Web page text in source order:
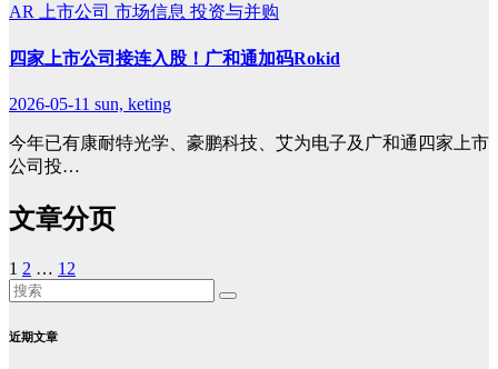
AR 上市公司 市场信息 投资与并购
四家上市公司接连入股！广和通加码Rokid
2026-05-11 sun, keting
今年已有康耐特光学、豪鹏科技、艾为电子及广和通四家上市
公司投…
文章分页
1 2 … 12
近期文章